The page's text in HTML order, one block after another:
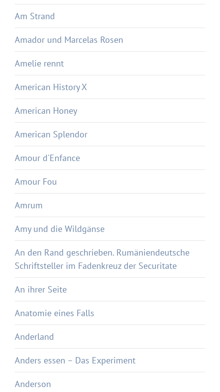
Am Strand
Amador und Marcelas Rosen
Amelie rennt
American History X
American Honey
American Splendor
Amour d'Enfance
Amour Fou
Amrum
Amy und die Wildgänse
An den Rand geschrieben. Rumäniendeutsche
Schriftsteller im Fadenkreuz der Securitate
An ihrer Seite
Anatomie eines Falls
Anderland
Anders essen – Das Experiment
Anderson